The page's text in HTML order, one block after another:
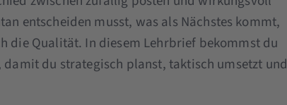
entscheiden musst, was als Nächstes kommt,
die Qualität. In diesem Lehrbrief bekommst du
du strategisch planst, taktisch umsetzt und